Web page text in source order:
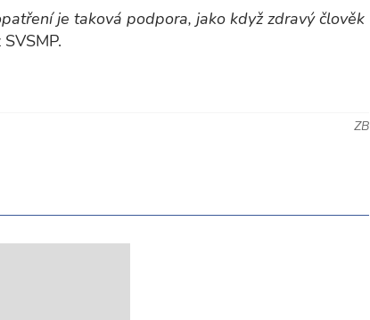
je taková podpora, jako když zdravý člověk
ZB